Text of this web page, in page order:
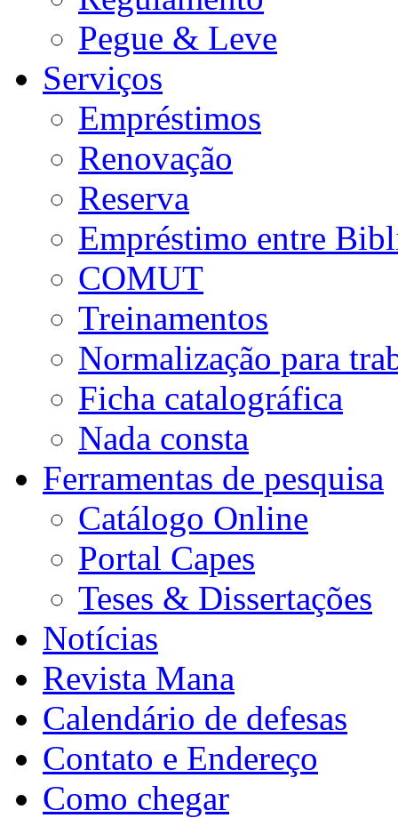
Pegue & Leve
Serviços
Empréstimos
Renovação
Reserva
Empréstimo entre
COMUT
Treinamentos
Normalização para
Ficha catalográfica
Nada consta
Ferramentas de pesquisa
Catálogo Online
Portal Capes
Teses & Dissertações
Notícias
Revista Mana
Calendário de defesas
Contato e Endereço
Como chegar